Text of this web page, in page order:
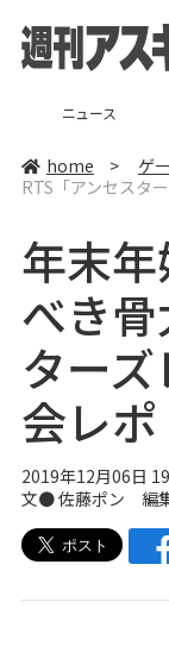
ニュース
home > ゲ
RTS「アンセスタ
年末
べき骨
ター
会レポ
2019年12月06日
文● 佐藤ポン 編